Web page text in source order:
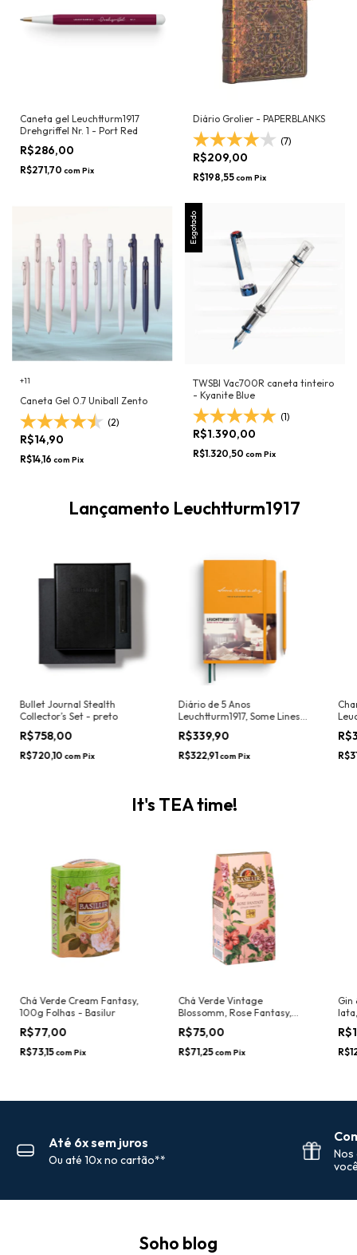
Caneta gel Leuchtturm1917
Drehgriffel Nr. 1 - Port Red
R$286,00
R$271,70 com Pix
Diário Grolier - PAPERBLANKS
(7)
R$209,00
R$198,55com Pix
+11
Caneta Gel 0.7 Uniball Zento
(2)
R$14,90
R$14,16 com Pix
Esgotado
TWSBI Vac700R caneta tinteiro
- Kyanite Blue
(1)
R$1.390,00
R$1.320,50 com Pix
Lançamento Leuchtturm1917
Bullet Journal Stealth
Collector’s Set - preto
R$758,00
R$720,10 com Pix
Diário de 5 Anos
Leuchtturm1917, Some Lines A
Day, Medium (A5) - Capa
dura, Rising Sun
R$339,90
R$322,91com Pix
It's TEA time!
Chá Verde Cream Fantasy,
100g Folhas - Basilur
R$77,00
R$73,15com Pix
Chá Verde Vintage
Blossomm, Rose Fantasy,
75g Folhas - Basilur
R$75,00
R$71,25com Pix
Gin
Até 6x sem juros
Ou até 10x no cartão**
Nos
Soho blog